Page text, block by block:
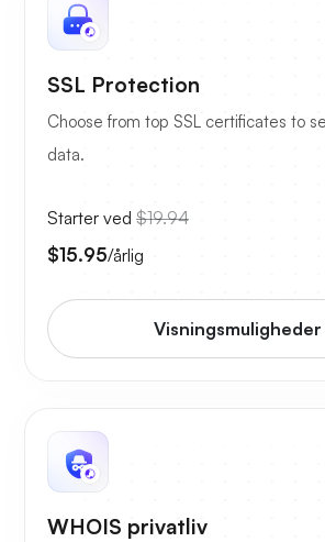
SSL Protection
Choose from top SSL certificates to
data.
Starter ved $19.94
$15.95/årlig
Visningsmuligheder
WHOIS privatliv